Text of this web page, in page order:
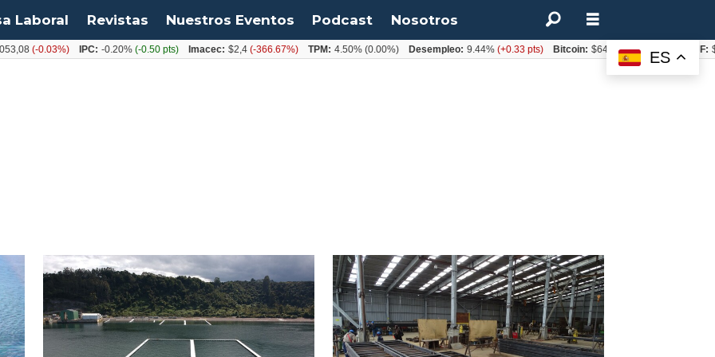
Laboral Revistas Nuestros Eventos Podcast Nosotros
ES
(-0.03%) IPC: -0.20%(-0.50 pts) Imacec: $2,4 (-366.67%) TPM: 4.50%(0.00%) Desempleo: 9.44%(+0.33 pts) Bitcoin: $64.600,08(+2.93%) UF: